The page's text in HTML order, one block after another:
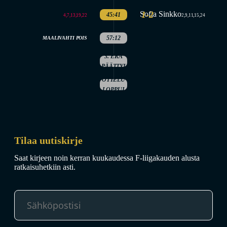
4,7,13,19,22 45:41 1-2
Sofia Sinkko2,9,11,15,24
MAALIVAHTI POIS 57:12
3. ERÄ
PÄÄTTYI
OTTELU
LOPPUI
Tilaa uutiskirje
Saat kirjeen noin kerran kuukaudessa F-liigakauden alusta
ratkaisuhetkiin asti.